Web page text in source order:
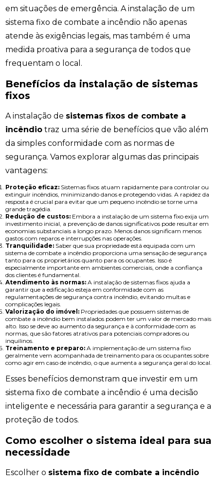
em situações de emergência. A instalação de um
sistema fixo de combate a incêndio não apenas
atende às exigências legais, mas também é uma
medida proativa para a segurança de todos que
frequentam o local.
Benefícios da instalação de sistemas
fixos
A instalação de sistemas fixos de combate a
incêndio traz uma série de benefícios que vão além
da simples conformidade com as normas de
segurança. Vamos explorar algumas das principais
vantagens:
Proteção eficaz: Sistemas fixos atuam rapidamente para controlar ou
extinguir incêndios, minimizando danos e protegendo vidas. A rapidez da
resposta é crucial para evitar que um pequeno incêndio se torne uma
grande tragédia.
Redução de custos: Embora a instalação de um sistema fixo exija um
investimento inicial, a prevenção de danos significativos pode resultar em
economias substanciais a longo prazo. Menos danos significam menos
gastos com reparos e interrupções nas operações.
Tranquilidade: Saber que sua propriedade está equipada com um
sistema de combate a incêndio proporciona uma sensação de segurança
tanto para os proprietários quanto para os ocupantes. Isso é
especialmente importante em ambientes comerciais, onde a confiança
dos clientes é fundamental.
Atendimento às normas: A instalação de sistemas fixos ajuda a
garantir que a edificação esteja em conformidade com as
regulamentações de segurança contra incêndio, evitando multas e
complicações legais.
Valorização do imóvel: Propriedades que possuem sistemas de
combate a incêndio bem instalados podem ter um valor de mercado mais
alto. Isso se deve ao aumento da segurança e à conformidade com as
normas, que são fatores atrativos para potenciais compradores ou
inquilinos.
Treinamento e preparo: A implementação de um sistema fixo
geralmente vem acompanhada de treinamento para os ocupantes sobre
como agir em caso de incêndio, o que aumenta a segurança geral do local.
Esses benefícios demonstram que investir em um
sistema fixo de combate a incêndio é uma decisão
inteligente e necessária para garantir a segurança e a
proteção de todos.
Como escolher o sistema ideal para sua
necessidade
Escolher o sistema fixo de combate a incêndio